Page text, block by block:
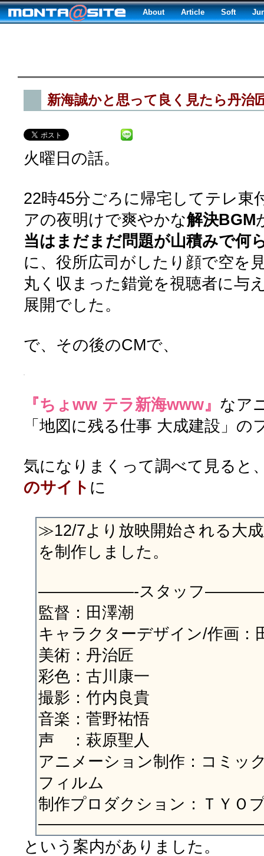
About Article Soft
新海誠かと思って良く見たら丹治
火曜日の話。
22時45分ごろに帰宅してテレ東
アの夜明けで爽やかな解決BGM
当はまだまだ問題が山積みで何
に、役所広司がしたり顔で空を
丸く収まった錯覚を視聴者に与
展開でした。
で、その後のCMで、
『ちょww テラ新海www』 なア
「地図に残る仕事 大成建設」の
気になりまくって調べて見ると
のサイト に
≫12/7より放映開始される大
を制作しました。
——————-スタッフ
監督：田澤潮
キャラクターデザイン/作画：
美術：丹治匠
彩色：古川康一
撮影：竹内良貴
音楽：菅野祐悟
声 ：萩原聖人
アニメーション制作：コミッ
フィルム
制作プロダクション：ＴＹＯ
という案内がありました。